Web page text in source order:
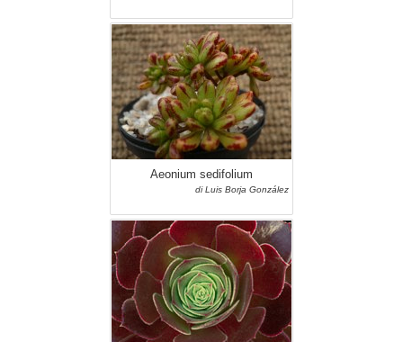
Aeonium sedifolium
di Luis Borja González